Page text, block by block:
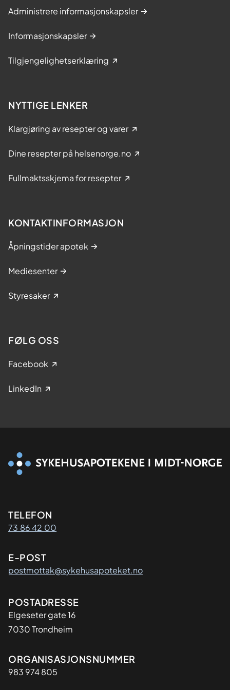
Administrere informasjonskapsler
Informasjonskapsler
Tilgjengelighetserklæring
NYTTIGE LENKER
Klargjøring av resepter og varer
Dine resepter på helsenorge.no
Fullmaktsskjema for resepter
KONTAKTINFORMASJON
Åpningstider apotek
Mediesenter
Styresaker
FØLG OSS
Facebook
LinkedIn
Kontaktinformasjon
TELEFON
73 86 42 00
E-POST
postmottak@sykehusapoteket.no
Adresse
POSTADRESSE
Elgeseter gate 16
7030 Trondheim
Organisasjon
ORGANISASJONSNUMMER
983 974 805